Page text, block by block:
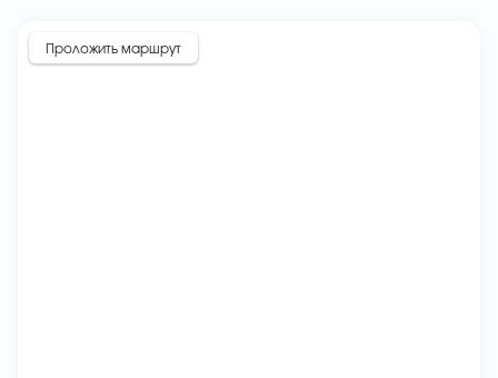
Проложить маршрут